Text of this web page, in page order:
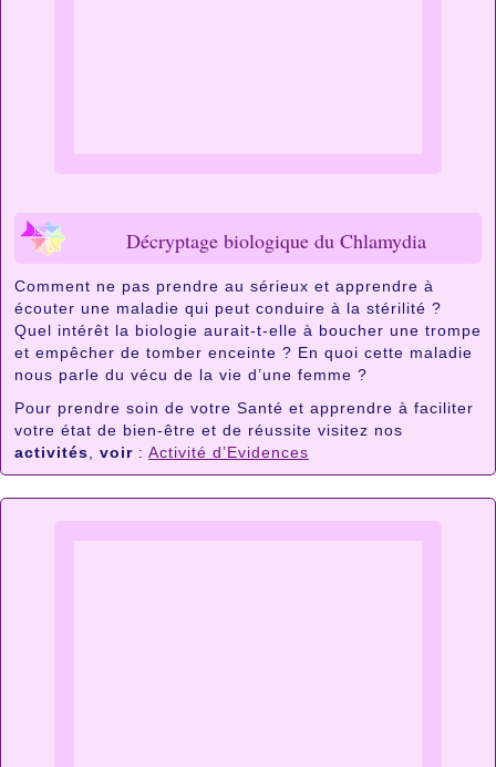
Décryptage biologique du Chlamydia
Comment ne pas prendre au sérieux et apprendre à
écouter une maladie qui peut conduire à la stérilité ?
Quel intérêt la biologie aurait-t-elle à boucher une trompe
et empêcher de tomber enceinte ? En quoi cette maladie
nous parle du vécu de la vie d’une femme ?
Pour prendre soin de votre Santé et apprendre à faciliter
votre état de bien-être et de réussite visitez nos
activités
voir : Activité d’Evidences